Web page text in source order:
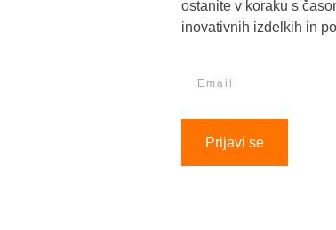
ostanite v koraku s
inovativnih izdelkih in
Prijavi se